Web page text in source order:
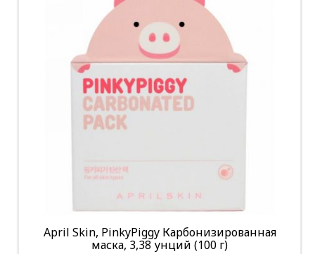
April Skin, PinkyPiggy Карбонизированная
маска, 3,38 унций (100 г)